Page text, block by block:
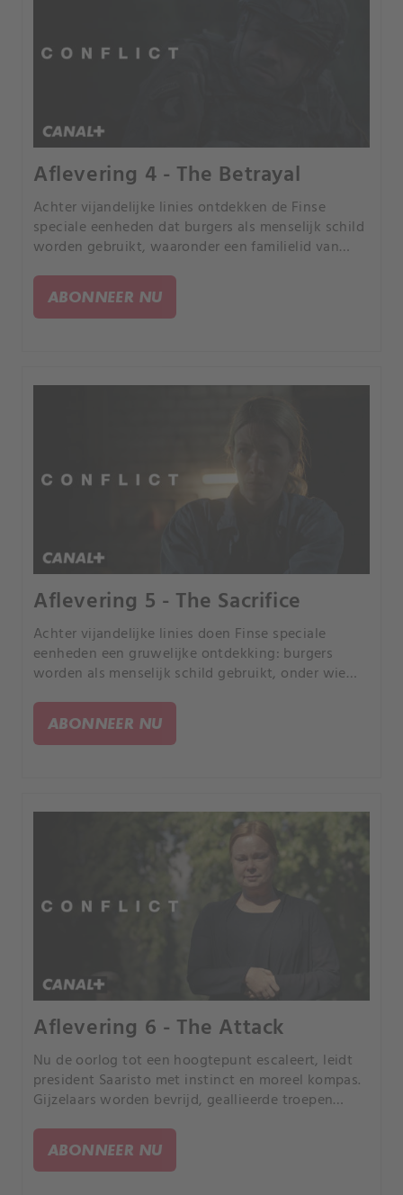
Aflevering 4 - The Betrayal
Achter vijandelijke linies ontdekken de Finse
speciale eenheden dat burgers als menselijk schild
worden gebruikt, waaronder een familielid van
VS dreigt in te grijpen, wordt de president’s
oorlogstoespraak abrupt onderbroken door het
nieuws van een moordaanslag op de premier.
ABONNEER NU
Aflevering 5 - The Sacrifice
Achter vijandelijke linies doen Finse speciale
eenheden een gruwelijke ontdekking: burgers
worden als menselijk schild gebruikt, onder wie
dreigt in te grijpen en persoonlijke loyaliteiten
breken, wordt de crisis politiek en privé
ondraaglijk.
ABONNEER NU
Aflevering 6 - The Attack
Nu de oorlog tot een hoogtepunt escaleert, leidt
president Saaristo met instinct en moreel kompas.
Gijzelaars worden bevrijd, geallieerde troepen
vijandelijke raketten net op tijd.
ABONNEER NU